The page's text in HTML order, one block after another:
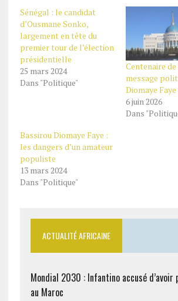
Sénégal : le candidat
d’Ousmane Sonko,
largement en tête du
premier tour de l’élection
présidentielle
25 mars 2024
Dans "Politique"
Centenaire de
message
Diomaye
6 juin 2026
Dans
Bassirou Diomaye Faye :
les dangers d’un amateur
populiste
13 mars 2024
Dans "Politique"
ACTUALITÉ AFRICAINE
Mondial 2030 : Infantino accusé
au Maroc